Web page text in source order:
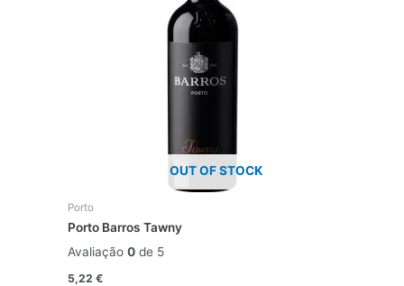
OUT OF STOCK
Porto
Porto Barros Tawny
Avaliação 0de 5
5,22 €